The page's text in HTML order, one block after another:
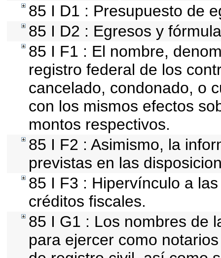
85 I D1 : Presupuesto de
85 I D2 : Egresos y
85 I F1 : El nombre,
registro federal de los
cancelado, condonado, o
con los mismos efectos
montos respectivos.
85 I F2 : Asimismo, la
previstas en las
85 I F3 : Hipervínculo a
créditos fiscales.
85 I G1 : Los nombres de
para ejercer como